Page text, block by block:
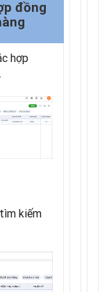
đồng
hợp
kiếm